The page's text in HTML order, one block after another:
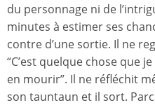
du personnage ni de
minutes à estimer ses
contre d’une sortie. Il ne
“C’est quelque chose que
en mourir”. Il ne réfléchit
son tauntaun et il sort.